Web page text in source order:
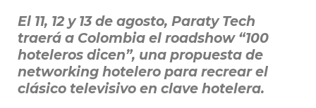
El 11, 12 y 13 de agosto, Paraty Tech
traerá a Colombia el roadshow “100
hoteleros dicen”, una propuesta de
networking hotelero para recrear el
clásico televisivo en clave hotelera.